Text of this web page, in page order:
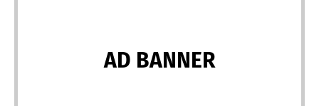
AD BANNER